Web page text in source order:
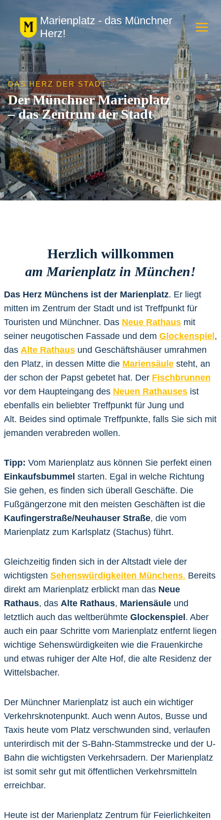
Inhalt
springen
Marienplatz - das Münchner
Herz!
DAS HERZ DER STADT
Der Münchner Marienplatz
– das Zentrum der Stadt
Herzlich willkommen
am Marienplatz in München!
Das Herz Münchens ist der Marienplatz. Er liegt
mitten im Zentrum der Stadt und ist Treffpunkt für
Touristen und Münchner. Das Neue Rathaus mit
seiner neugotischen Fassade und dem Glockenspiel,
das Alte Rathaus und Geschäftshäuser umrahmen
den Platz, in dessen Mitte die Mariensäule steht, an
der schon der Papst gebetet hat. Der Fischbrunnen
vor dem Haupteingang des Neuen Rathauses ist
ebenfalls ein beliebter Treffpunkt für Jung und
Alt. Beides sind optimale Treffpunkte, falls Sie sich mit
jemanden verabreden wollen.
Tipp: Vom Marienplatz aus können Sie perfekt einen
Einkaufsbummel starten. Egal in welche Richtung
Sie gehen, es finden sich überall Geschäfte. Die
Fußgängerzone mit den meisten Geschäften ist die
Kaufingerstraße/Neuhauser Straße, die vom
Marienplatz zum Karlsplatz (Stachus) führt.
Gleichzeitig finden sich in der Altstadt viele der
wichtigsten Sehenswürdigkeiten Münchens. Bereits
direkt am Marienplatz erblickt man das Neue
Rathaus, das Alte Rathaus, Mariensäule und
letztlich auch das weltberühmte Glockenspiel. Aber
auch ein paar Schritte vom Marienplatz entfernt liegen
wichtige Sehenswürdigkeiten wie die Frauenkirche
und etwas ruhiger der Alte Hof, die alte Residenz der
Wittelsbacher.
Der Münchner Marienplatz ist auch ein wichtiger
Verkehrsknotenpunkt. Auch wenn Autos, Busse und
Taxis heute vom Platz verschwunden sind, verlaufen
unterirdisch mit der S-Bahn-Stammstrecke und der U-
Bahn die wichtigsten Verkehrsadern. Der Marienplatz
ist somit sehr gut mit öffentlichen Verkehrsmitteln
erreichbar.
Heute ist der Marienplatz Zentrum für Feierlichkeiten